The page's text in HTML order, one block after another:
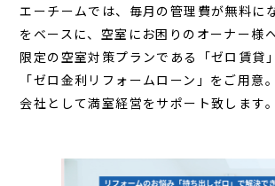
エーチームでは、毎月の管理費が無料に
をベースに、空室にお困りのオーナー様
限定の空室対策プランである「ゼロ賃貸
「ゼロ金利リフォームローン」をご用意
会社として満室経営をサポート致します。